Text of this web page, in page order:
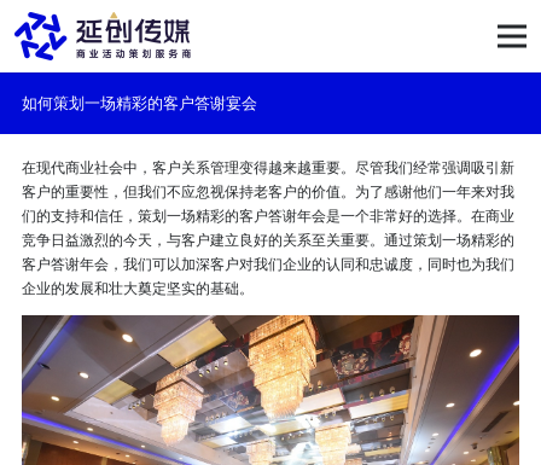
如何策划一场精彩的客户答谢宴会
在现代商业社会中，客户关系管理变得越来越重要。尽管我们经常强调吸引新
客户的重要性，但我们不应忽视保持老客户的价值。为了感谢他们一年来对我
们的支持和信任，策划一场精彩的客户答谢年会是一个非常好的选择。在商业
竞争日益激烈的今天，与客户建立良好的关系至关重要。通过策划一场精彩的
客户答谢年会，我们可以加深客户对我们企业的认同和忠诚度，同时也为我们
企业的发展和壮大奠定坚实的基础。